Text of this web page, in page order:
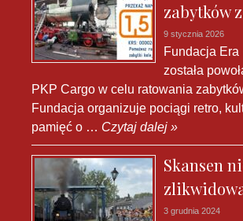
zabytków
9 stycznia 2026
Fundacja
została
PKP Cargo w celu ratowania
Fundacja organizuje pociągi retro,
pamięć o … Czytaj dalej »
Skansen
3 grudnia 2024